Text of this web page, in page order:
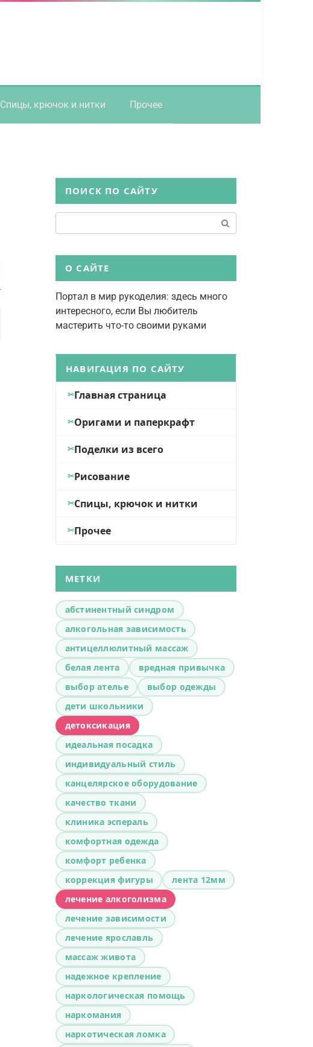
Спицы, крючок и нитки Прочее
ПОИСК ПО САЙТУ
О САЙТЕ
Портал в мир рукоделия: здесь много
интересного, если Вы любитель
мастерить что-то своими руками
НАВИГАЦИЯ ПО САЙТУ
Главная страница
Оригами и паперкрафт
Поделки из всего
Рисование
Спицы, крючок и нитки
Прочее
МЕТКИ
абстинентный синдром
алкогольная зависимость
антицеллюлитный массаж
белая лента
вредная привычка
выбор ателье
выбор одежды
дети школьники
детоксикация
идеальная посадка
индивидуальный стиль
канцелярское оборудование
качество ткани
клиника эспераль
комфортная одежда
комфорт ребенка
коррекция фигуры
лента 12мм
лечение алкоголизма
лечение зависимости
лечение ярославль
массаж живота
надежное крепление
наркологическая помощь
наркомания
наркотическая ломка